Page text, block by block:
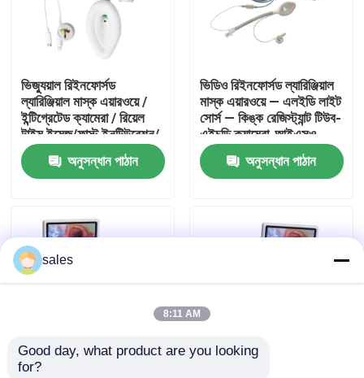
VR প্রদর্শন
কারখানা ভ্রমণ
মান নিয়ন্ত্রণ
আমাদের সাথে যোগাযোগ করুন
উদ্ধৃতির জন্য আবেদন
ল্যারিঞ্জিয়াল মাস্ক এয়ারওয়ে
ভিজ্যুয়াল রিইনফোর্সড
ল্যারিঞ্জিয়াল মাস্ক এয়ারওয়ে /
ইন্টিগ্রেটেড ক্যামেরা / রিয়েল
টাইম ইমেজ/ফাস্ট ইনটিউবেশন/
আইএসও
অনুসন্ধান পাঠান
ভিডিও রিইনফোর্সড ল্যারিঞ্জিয়াল
মাস্ক এয়ারওয়ে — এলইডি লাইট
সোর্স — কিঙ্ক রেজিস্ট্যান্ট টিউব-
এইচডি ক্যামেরা-আইএসও
অনুসন্ধান পাঠান
ভিজ্যুয়াল কম্বাইন্ড
sales
8:11 AM
Good day, what product are you looking
for?